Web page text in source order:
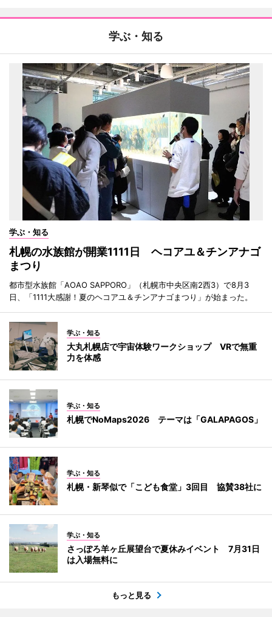
学ぶ・知る
学ぶ・知る
札幌の水族館が開業1111日 ヘコアユ＆チンアナゴ
まつり
都市型水族館「AOAO SAPPORO」（札幌市中央区南2西3）で8月3
日、「1111大感謝！夏のヘコアユ＆チンアナゴまつり」が始まった。
学ぶ・知る
大丸札幌店で宇宙体験ワークショップ VRで無重
力を体感
学ぶ・知る
札幌でNoMaps2026 テーマは「GALAPAGOS」
学ぶ・知る
札幌・新琴似で「こども食堂」3回目 協賛38社に
学ぶ・知る
さっぽろ羊ヶ丘展望台で夏休みイベント 7月31日
は入場無料に
もっと見る